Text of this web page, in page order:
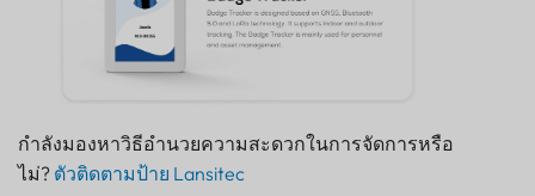
เกตเวย์
ตัวติดตาม
กำลังมองหาวิธีอำนวยความสะดวกในการจัดการหรือ
ไม่? ตัวติดตามป้าย Lansitec